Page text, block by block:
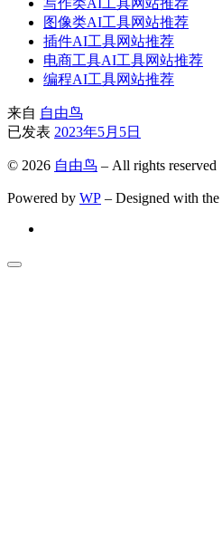
图像类AI工具网站推荐
插件AI工具网站推荐
电商工具AI工具网站推荐
编程AI工具网站推荐
来自 自由鸟
已发表 2023年5月5日
© 2026 自由鸟 – All rights reserved
Powered by WP – Designed with the